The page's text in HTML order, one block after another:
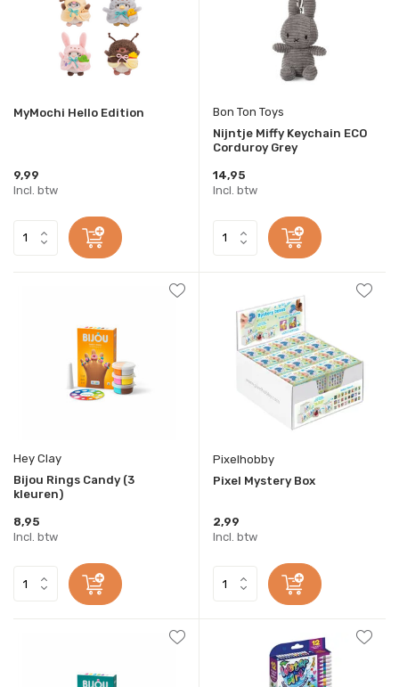
MyMochi Hello Edition
9,99
Incl. btw
Bon Ton Toys
Nijntje Miffy Keychain ECO
Corduroy Grey
14,95
Incl. btw
Hey Clay
Bijou Rings Candy (3
kleuren)
8,95
Incl. btw
Pixelhobby
Pixel Mystery Box
2,99
Incl. btw